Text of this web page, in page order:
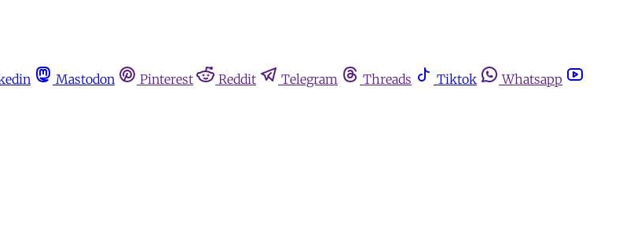
Mastodon Pinterest Reddit Telegram Threads Tiktok
Whatsapp